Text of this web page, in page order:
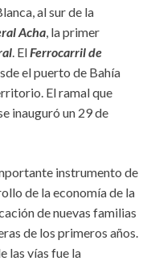
al sur de la
Acha, la primer
. ElFerrocarril de
el puerto de Bahía
El ramal que
inauguró un 29 de
instrumento de
de la economía de la
de nuevas familias
de los primeros años.
las vías fue la